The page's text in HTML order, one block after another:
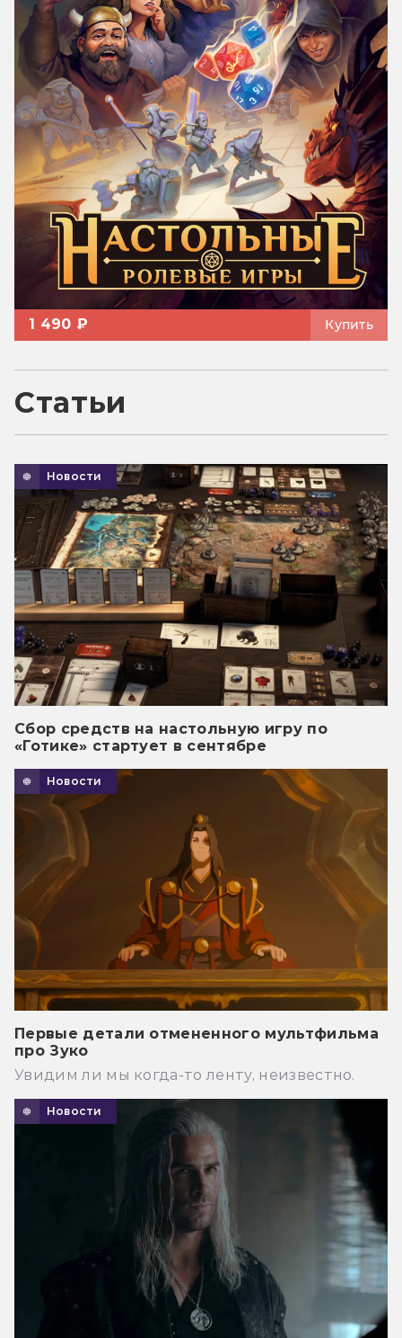
1 490 ₽ Купить
Статьи
Новости
Сбор средств на настольную игру по
«Готике» стартует в сентябре
Новости
Первые детали отмененного мультфильма
про Зуко
Увидим ли мы когда-то ленту, неизвестно.
Новости